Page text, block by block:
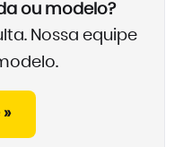
ou modelo?
Nossa equipe